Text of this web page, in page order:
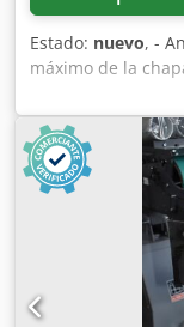
Estado: nuevo, -
máximo de la
40) - Ángulo de
Abujrf Accesorios:
para el ajuste de